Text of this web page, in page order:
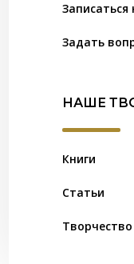
Задать
НАШЕ
Книги
Статьи
Творчество